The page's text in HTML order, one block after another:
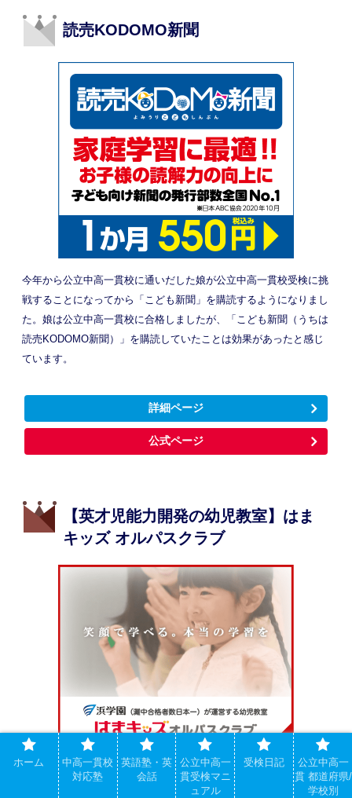
読売KODOMO新聞
今年から公立中高一貫校に通いだした娘が公立中高一貫校受検に挑
戦することになってから「こども新聞」を購読するようになりまし
た。娘は公立中高一貫校に合格しましたが、「こども新聞（うちは
読売KODOMO新聞）」を購読していたことは効果があったと感じ
ています。
詳細ページ
公式ページ
【英才児能力開発の幼児教室】はま
キッズ オルパスクラブ
■能力別クラス編成
ホーム
中高一貫校
対応塾
英語塾・英
会話
公立中高一
貫受検マニ
ュアル
受検日記
公立中高一
貫 都道府県/
学校別